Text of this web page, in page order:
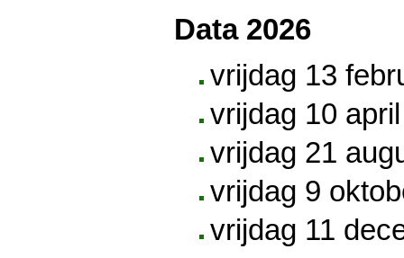
Data 2026
vrijdag 13
vrijdag 10
vrijdag 21
vrijdag 9
vrijdag 11